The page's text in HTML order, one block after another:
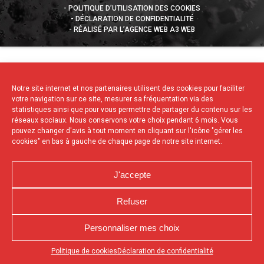
Notre site internet et nos partenaires utilisent des cookies pour faciliter
votre navigation sur ce site, mesurer sa fréquentation via des
statistiques ainsi que pour vous permettre de partager du contenu sur les
réseaux sociaux. Nous conservons votre choix pendant 6 mois. Vous
pouvez changer d'avis à tout moment en cliquant sur l'icône "gérer les
cookies" en bas à gauche de chaque page de notre site internet.
J'accepte
Refuser
Personnaliser mes choix
Politique de cookies Déclaration de confidentialité
Appuyez sur le bouton partager en bas de votre
POLITIQUE D’UTILISATION DES COOKIES
DÉCLARATION DE CONFIDENTIALITÉ
RÉALISÉ PAR L’AGENCE WEB A3 WEB